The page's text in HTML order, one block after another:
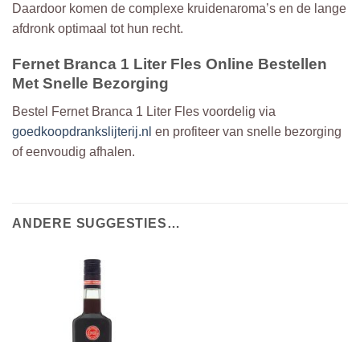
Daardoor komen de complexe kruidenaroma’s en de lange
afdronk optimaal tot hun recht.
Fernet Branca 1 Liter Fles Online Bestellen
Met Snelle Bezorging
Bestel Fernet Branca 1 Liter Fles voordelig via
goedkoopdrankslijterij.nl en profiteer van snelle bezorging
of eenvoudig afhalen.
ANDERE SUGGESTIES…